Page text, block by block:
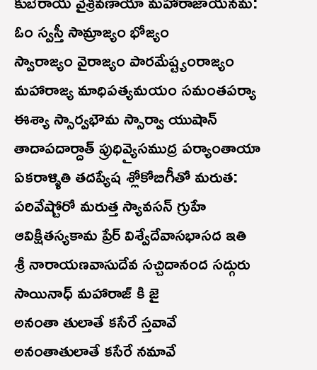
ఓం స్వస్తీ సామ్రాజ్యం భోజ్యం
స్వారాజ్యం వైరాజ్యం పారమేష్ట్యంరాజ్యం
మహారాజ్య మాధిపత్యమయం సమంతపర్యా
ఈశ్యా స్సార్వభౌమ స్సార్వా యుషాన్
తాదాపదార్దాత్ ప్రుధివ్యైసముద్ర పర్యాంతాయా
ఏకరాళ్ళితి తదప్యేష శ్లోకోబిగీతో మరుత:
పరివేష్టోరో మరుత్త స్యావసన్ గ్రుహే
ఆవిక్షితస్యకామ ప్రేర్ విశ్వేదేవాసభాసద ఇతి
శ్రీ నారాయణవాసుదేవ సచ్చిదానంద సద్గురు
సాయినాధ్ మహారాజ్ కి జై
అనంతా తులాతే కసేరే స్తవావే
అనంతాతులాతే కసేరే నమావే